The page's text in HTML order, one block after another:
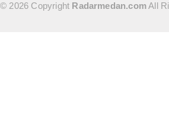
© 2026 Copyright Radarmedan.comAll